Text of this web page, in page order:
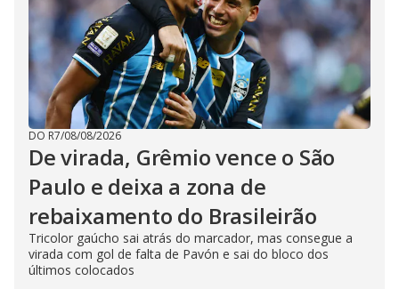
DO R7/08/08/2026
De virada, Grêmio vence o São
Paulo e deixa a zona de
rebaixamento do Brasileirão
Tricolor gaúcho sai atrás do marcador, mas consegue a
virada com gol de falta de Pavón e sai do bloco dos
últimos colocados